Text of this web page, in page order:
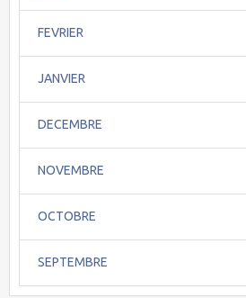
FEVRIER
JANVIER
DECEMBRE
NOVEMBRE
OCTOBRE
SEPTEMBRE